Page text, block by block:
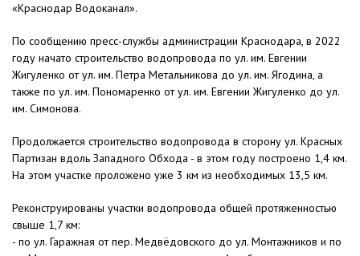
«Краснодар Водоканал».
По сообщению пресс-службы администрации Краснодара, в 2022
году начато строительство водопровода по ул. им. Евгении
Жигуленко от ул. им. Петра Метальникова до ул. им. Ягодина, а
также по ул. им. Пономаренко от ул. им. Евгении Жигуленко до ул.
им. Симонова.
Продолжается строительство водопровода в сторону ул. Красных
Партизан вдоль Западного Обхода - в этом году построено 1,4 км.
На этом участке проложено уже 3 км из необходимых 13,5 км.
Реконструированы участки водопровода общей протяженностью
свыше 1,7 км:
- по ул. Гаражная от пер. Медвёдовского до ул. Монтажников и по